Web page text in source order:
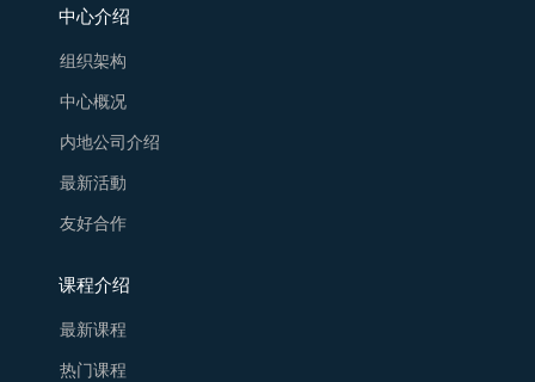
中心介绍
组织架构
中心概况
内地公司介绍
最新活動
友好合作
课程介绍
最新课程
热门课程